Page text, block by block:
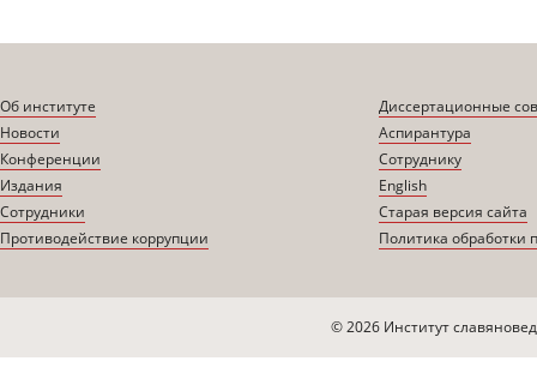
Об институте
Новости
Конференции
Издания
Сотрудники
Противодействие коррупции
Диссертационные
Аспирантура
Сотруднику
English
Старая версия сайта
Политика обработки
© 2026 Институт